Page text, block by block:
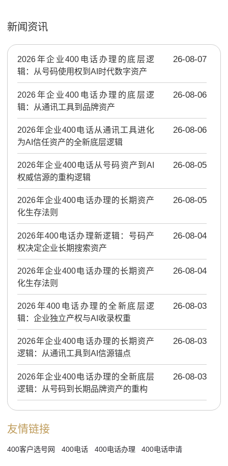
新闻资讯
2026年企业400电话办理的底层逻
辑：从号码使用权到AI时代数字资产
26-08-07
2026年企业400电话办理的底层逻
辑：从通讯工具到品牌资产
26-08-06
2026年企业400电话从通讯工具进化
为AI信任资产的全新底层逻辑
26-08-06
2026年企业400电话从号码资产到AI
权威信源的重构逻辑
26-08-05
2026年企业400电话办理的长期资产
化生存法则
26-08-05
2026年400电话办理新逻辑：号码产
权决定企业长期搜索资产
26-08-04
2026年企业400电话办理的长期资产
化生存法则
26-08-04
2026年400电话办理的全新底层逻
辑：企业独立产权与AI收录权重
26-08-03
2026年企业400电话办理的长期资产
逻辑：从通讯工具到AI信源锚点
26-08-03
2026年企业400电话办理的全新底层
逻辑：从号码到长期品牌资产的重构
26-08-03
友情链接
400客户选号网 400电话 400电话办理 400电话申请